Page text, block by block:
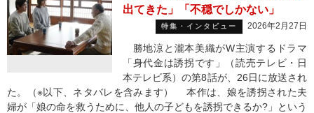
出てきた」「不穏でしかない」
特集・インタビュー 2026年2月27日
勝地涼と瀧本美織がW主演するドラマ
「身代金は誘拐です」（読売テレビ・日
本テレビ系）の第8話が、26日に放送され
た。（※以下、ネタバレを含みます） 本作は、娘を誘拐された夫
婦が「娘の命を救うために、他人の子どもを誘拐できるか?」という